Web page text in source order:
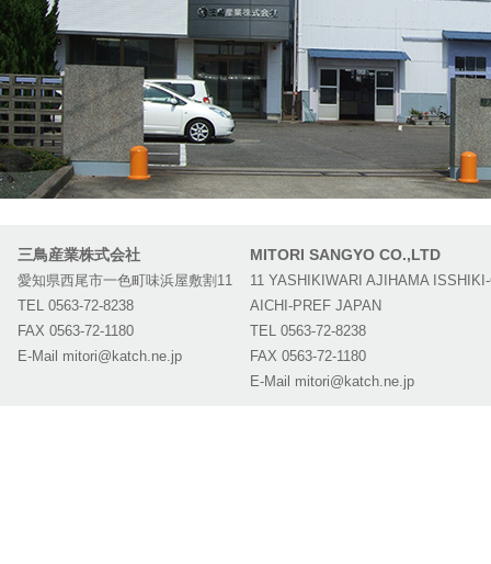
三鳥産業株式会社
愛知県西尾市一色町味浜屋敷割11
TEL 0563-72-8238
FAX 0563-72-1180
E-Mail mitori@katch.ne.jp
MITORI SANGYO CO.,LTD
11 YASHIKIWARI AJIHAMA
AICHI-PREF JAPAN
TEL 0563-72-8238
FAX 0563-72-1180
E-Mail mitori@katch.ne.jp